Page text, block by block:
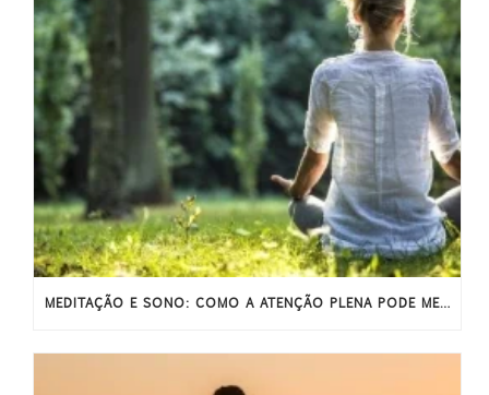
MEDITAÇÃO E SONO: COMO A ATENÇÃO PLENA PODE MELHORAR O SONO